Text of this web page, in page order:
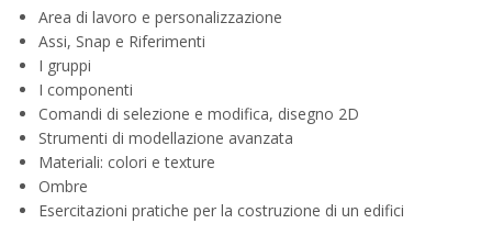
Area di lavoro e personalizzazione
Assi, Snap e Riferimenti
I gruppi
I componenti
Comandi di selezione e modifica, disegno 2D
Strumenti di modellazione avanzata
Materiali: colori e texture
Ombre
Esercitazioni pratiche per la costruzione di un edifici